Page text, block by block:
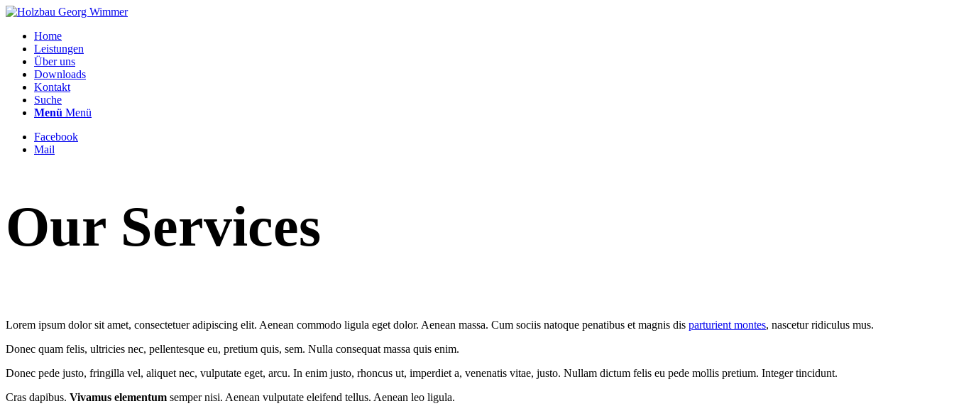
Home
Leistungen
Über uns
Downloads
Kontakt
Suche
Menü Menü
Facebook
Mail
Our Services
Lorem ipsum dolor sit amet, consectetuer adipiscing elit. Aenean commodo ligula eget dolor. Aenean massa. Cum sociis natoque penatibus et magnis dis parturient montes, nascetur ridiculus mus.
Donec quam felis, ultricies nec, pellentesque eu, pretium quis, sem. Nulla consequat massa quis enim.
Donec pede justo, fringilla vel, aliquet nec, vulputate eget, arcu. In enim justo, rhoncus ut, imperdiet a, venenatis vitae, justo. Nullam dictum felis eu pede mollis pretium. Integer tincidunt.
Cras dapibus. Vivamus elementum semper nisi. Aenean vulputate eleifend tellus. Aenean leo ligula.